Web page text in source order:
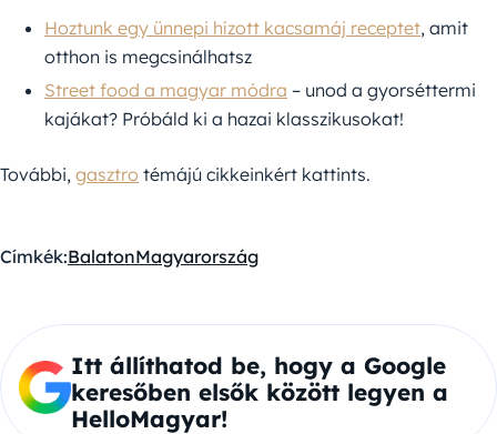
Hoztunk egy ünnepi hízott kacsamáj receptet, amit
otthon is megcsinálhatsz
Street food a magyar módra – unod a gyorséttermi
kajákat? Próbáld ki a hazai klasszikusokat!
További, gasztro témájú cikkeinkért kattints.
Címkék:BalatonMagyarország
Itt állíthatod be, hogy a Google
keresőben elsők között legyen a
HelloMagyar!